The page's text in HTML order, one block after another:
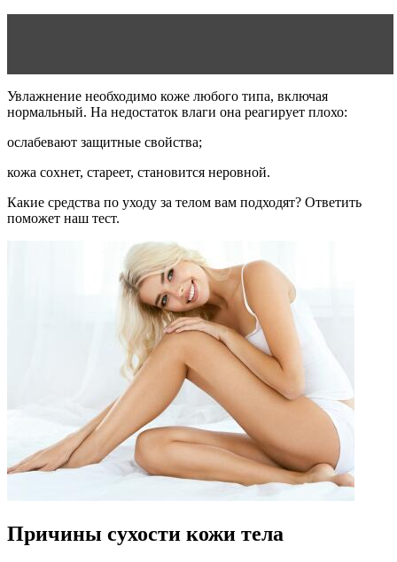
Увлажнение необходимо коже любого типа, включая
нормальный. На недостаток влаги она реагирует плохо:
ослабевают защитные свойства;
кожа сохнет, стареет, становится неровной.
Какие средства по уходу за телом вам подходят? Ответить
поможет наш тест.
Причины сухости кожи тела